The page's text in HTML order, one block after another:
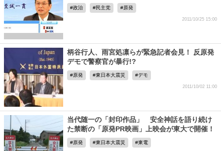
政治 民主党 原発
2011/10/25 15:00
柄谷行人、雨宮処凛らが緊急記者会見！ 反原発
デモで警察官が暴行!?
原発 東日本大震災 デモ
2011/10/02 11:00
当代随一の「封印作品」 安全神話を語り続け
た禁断の「原発PR映画」上映会が東大で開催！
原発 東日本大震災 東電